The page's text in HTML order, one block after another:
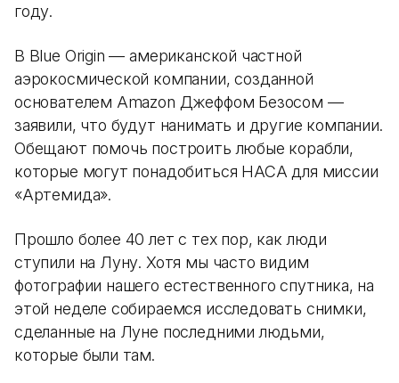
году.
В Blue Origin — американской частной
аэрокосмической компании, созданной
основателем Amazon Джеффом Безосом —
заявили, что будут нанимать и другие компании.
Обещают помочь построить любые корабли,
которые могут понадобиться НАСА для миссии
«Артемида».
Прошло более 40 лет с тех пор, как люди
ступили на Луну. Хотя мы часто видим
фотографии нашего естественного спутника, на
этой неделе собираемся исследовать снимки,
сделанные на Луне последними людьми,
которые были там.